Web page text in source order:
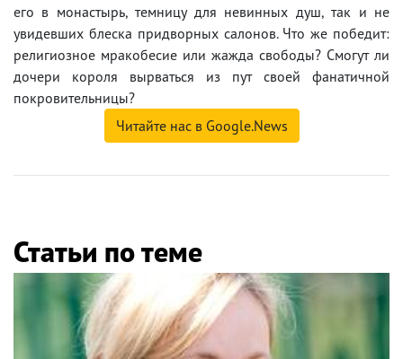
его в монастырь, темницу для невинных душ, так и не
увидевших блеска придворных салонов. Что же победит:
религиозное мракобесие или жажда свободы? Смогут ли
дочери короля вырваться из пут своей фанатичной
покровительницы?
Читайте нас в Google.News
Статьи по теме